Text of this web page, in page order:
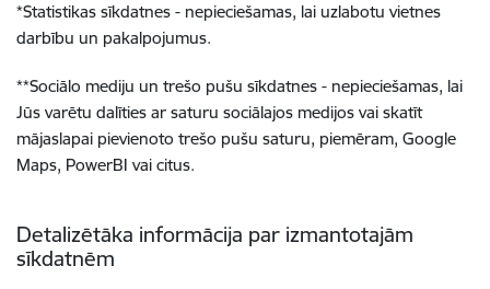
*Statistikas sīkdatnes - nepieciešamas, lai uzlabotu vietnes
darbību un pakalpojumus.
**Sociālo mediju un trešo pušu sīkdatnes - nepieciešamas, lai
Jūs varētu dalīties ar saturu sociālajos medijos vai skatīt
mājaslapai pievienoto trešo pušu saturu, piemēram, Google
Maps, PowerBI vai citus.
Detalizētāka informācija par izmantotajām
sīkdatnēm